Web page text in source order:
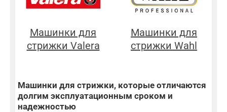
Машинки для
стрижки Valera
Машинки для
стрижки Wahl
Машинки для стрижки, которые отличаются
долгим эксплуатационным сроком и
надежностью